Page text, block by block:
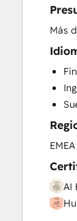
Más
EMEA
AI